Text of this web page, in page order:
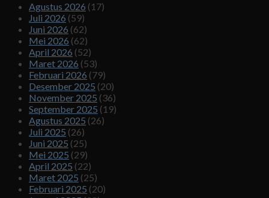
Agustus 2026 (17)
Juli 2026 (59)
Juni 2026 (62)
Mei 2026 (62)
April 2026 (52)
Maret 2026 (53)
Februari 2026 (79)
Desember 2025 (20)
November 2025 (36)
September 2025 (19)
Agustus 2025 (26)
Juli 2025 (26)
Juni 2025 (25)
Mei 2025 (29)
April 2025 (22)
Maret 2025 (25)
Februari 2025 (20)